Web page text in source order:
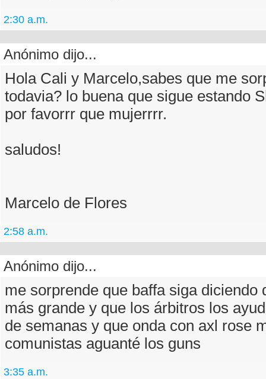
2:30 a.m.
Anónimo dijo...
Hola Cali y Marcelo,sabes que me
todavia? lo buena que sigue estando
por favorrr que mujerrrr.
saludos!
Marcelo de Flores
2:58 a.m.
Anónimo dijo...
me sorprende que baffa siga diciendo
más grande y que los árbitros los
de semanas y que onda con axl rose
comunistas aguanté los guns
3:35 a.m.